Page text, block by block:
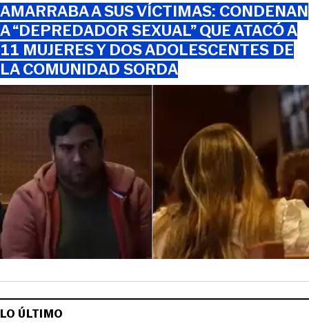
AMARRABA A SUS VÍCTIMAS: CONDENAN
A “DEPREDADOR SEXUAL” QUE ATACÓ A
11 MUJERES Y DOS ADOLESCENTES DE
LA COMUNIDAD SORDA
LO ÚLTIMO